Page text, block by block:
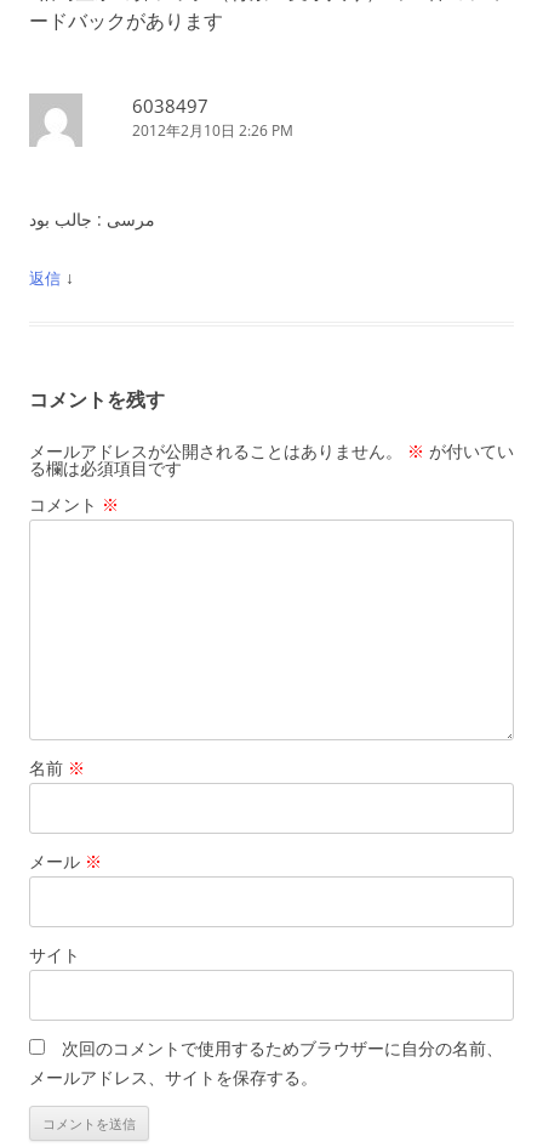
ン
ードバックがあります
6038497
2012年2月10日 2:26 PM
مرسی : جالب بود
返信 ↓
コメントを残す
メールアドレスが公開されることはありません。 ※ が付いてい
る欄は必須項目です
コメント ※
名前 ※
メール ※
サイト
次回のコメントで使用するためブラウザーに自分の名前、
メールアドレス、サイトを保存する。